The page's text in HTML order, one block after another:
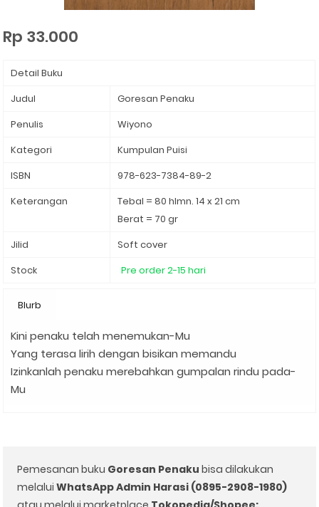
Rp 33.000
Detail Buku
Judul
Goresan Penaku
Penulis
Wiyono
Kategori
Kumpulan Puisi
ISBN
978-623-7384-89-2
Keterangan
Tebal = 80 hlmn. 14 x 21 cm
Berat = 70 gr
Jilid
Soft cover
Stock
Pre order 2-15 hari
Blurb
Kini penaku telah menemukan-Mu
Yang terasa lirih dengan bisikan memandu
Izinkanlah penaku merebahkan gumpalan rindu pada-
Mu
Pemesanan buku Goresan Penaku bisa dilakukan
melaluiWhatsApp Admin Harasi (0895-2908-1980)